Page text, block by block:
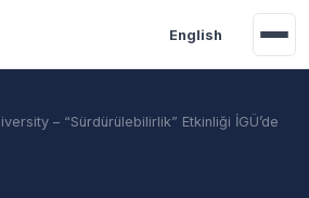
English
– “Sürdürülebilirlik” Etkinliği İGÜ’de